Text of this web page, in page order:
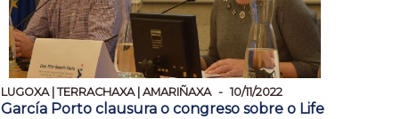
LUGOXA | TERRACHAXA | AMARIÑAXA 10/11/2022
García Porto clausura o congreso sobre o Life